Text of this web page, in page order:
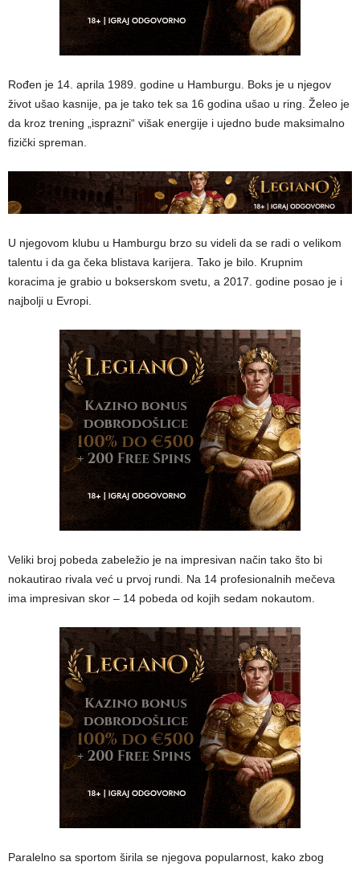
Rođen je 14. aprila 1989. godine u Hamburgu. Boks je u njegov
život ušao kasnije, pa je tako tek sa 16 godina ušao u ring. Želeo je
da kroz trening „isprazni“ višak energije i ujedno bude maksimalno
fizički spreman.
U njegovom klubu u Hamburgu brzo su videli da se radi o velikom
talentu i da ga čeka blistava karijera. Tako je bilo. Krupnim
koracima je grabio u bokserskom svetu, a 2017. godine posao je i
najbolji u Evropi.
Veliki broj pobeda zabeležio je na impresivan način tako što bi
nokautirao rivala već u prvoj rundi. Na 14 profesionalnih mečeva
ima impresivan skor – 14 pobeda od kojih sedam nokautom.
Paralelno sa sportom širila se njegova popularnost, kako zbog